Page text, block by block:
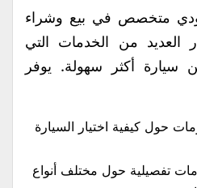
متخصص في بيع وشراء
العديد من الخدمات التي
أكثر سهولة. يوفر
حول كيفية اختيار السيارة
تفصيلية حول مختلف أنواع